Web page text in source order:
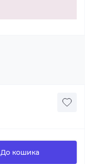
До кошика